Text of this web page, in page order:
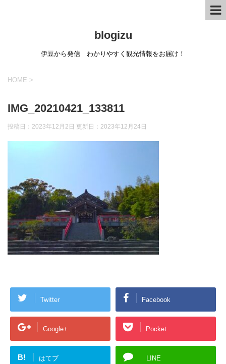
blogizu
伊豆から発信 わかりやすく観光情報をお届け！
HOME >
IMG_20210421_133811
投稿日：2023年12月2日 更新日： 2023年12月24日
Twitter Facebook
Google+ Pocket
B! はてブ LINE